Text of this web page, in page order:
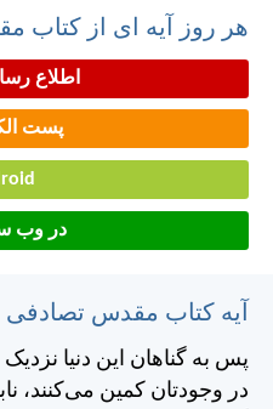
هر روز آیه ای از کتاب
اطلاع
پست
در وب
آیه کتاب مقدس تصادفی
پس به گناهان اين دنيا
در وجودتان كمين می‌كنند،